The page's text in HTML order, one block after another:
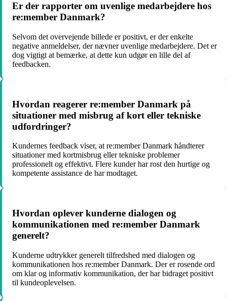
Er der rapporter om uvenlige medarbejdere hos
re:member Danmark?
Selvom det overvejende billede er positivt, er der enkelte
negative anmeldelser, der nævner uvenlige medarbejdere. Det er
dog vigtigt at bemærke, at dette kun udgør en lille del af
feedbacken.
Hvordan reagerer re:member Danmark på
situationer med misbrug af kort eller tekniske
udfordringer?
Kundernes feedback viser, at re:member Danmark håndterer
situationer med kortmisbrug eller tekniske problemer
professionelt og effektivt. Flere kunder har rost den hurtige og
kompetente assistance de har modtaget.
Hvordan oplever kunderne dialogen og
kommunikationen med re:member Danmark
generelt?
Kunderne udtrykker generelt tilfredshed med dialogen og
kommunikationen hos re:member Danmark. Der er rosende ord
om klar og informativ kommunikation, der har bidraget positivt
til kundeoplevelsen.